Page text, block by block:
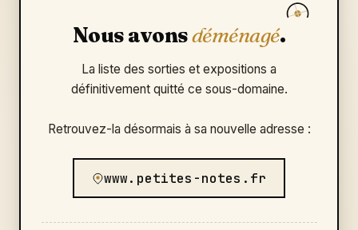
Nous avonsdéménagé.
La liste des sorties et expositions a
définitivement quitté ce sous-domaine.
Retrouvez-la désormais à sa nouvelle adresse :
www.petites-notes.fr